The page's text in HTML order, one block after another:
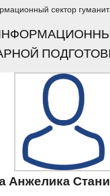
сектор
Анжелика